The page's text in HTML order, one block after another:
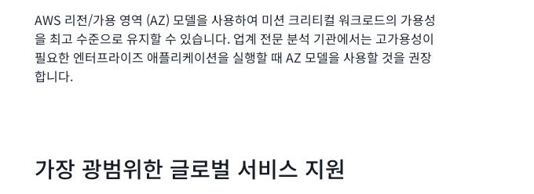
AWS 리전/가용 영역 (AZ) 모델을 사용하여 미션 크리티컬 워크로드의 가용성
을 최고 수준으로 유지할 수 있습니다. 업계 전문 분석 기관에서는 고가용성이
필요한 엔터프라이즈 애플리케이션을 실행할 때 AZ 모델을 사용할 것을 권장
합니다.
가장 광범위한 글로벌 서비스 지원